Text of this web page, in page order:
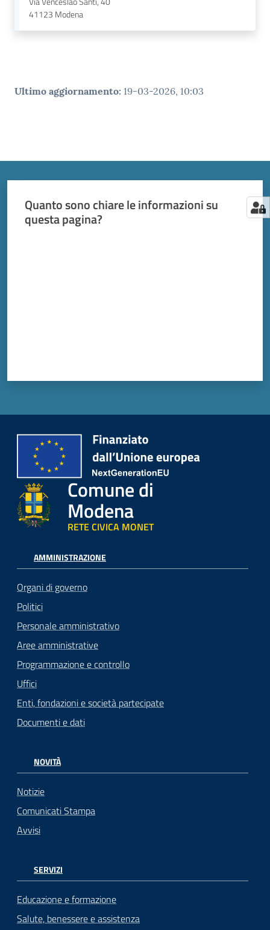
41123 Modena
Ultimo aggiornamento: 19-03-2026, 10:03
Quanto sono chiare le informazioni su
questa pagina?
Comune di
Modena
RETE CIVICA MONET
AMMINISTRAZIONE
Organi di governo
Politici
Personale amministrativo
Aree amministrative
Programmazione e controllo
Uffici
Enti, fondazioni e società partecipate
Documenti e dati
NOVITÀ
Notizie
Comunicati Stampa
Avvisi
SERVIZI
Educazione e formazione
Salute, benessere e assistenza